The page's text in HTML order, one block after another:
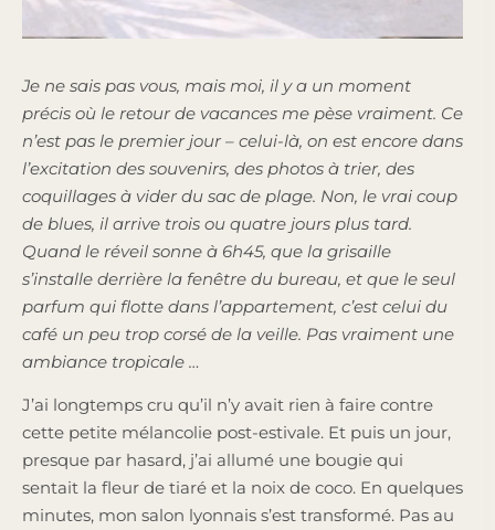
Je ne sais pas vous, mais moi, il y a un moment
précis où le retour de vacances me pèse vraiment. Ce
n’est pas le premier jour – celui-là, on est encore dans
l’excitation des souvenirs, des photos à trier, des
coquillages à vider du sac de plage. Non, le vrai coup
de blues, il arrive trois ou quatre jours plus tard.
Quand le réveil sonne à 6h45, que la grisaille
s’installe derrière la fenêtre du bureau, et que le seul
parfum qui flotte dans l’appartement, c’est celui du
café un peu trop corsé de la veille. Pas vraiment une
ambiance tropicale …
J’ai longtemps cru qu’il n’y avait rien à faire contre
cette petite mélancolie post-estivale. Et puis un jour,
presque par hasard, j’ai allumé une bougie qui
sentait la fleur de tiaré et la noix de coco. En quelques
minutes, mon salon lyonnais s’est transformé. Pas au